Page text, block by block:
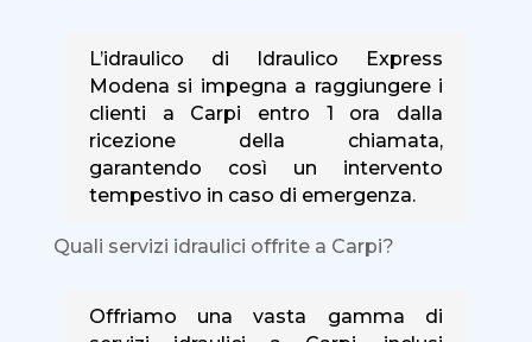
L’idraulico di Idraulico Express
Modena si impegna a raggiungere i
clienti a Carpi entro 1 ora dalla
ricezione della chiamata,
garantendo così un intervento
tempestivo in caso di emergenza.
Quali servizi idraulici offrite a Carpi?
Offriamo una vasta gamma di